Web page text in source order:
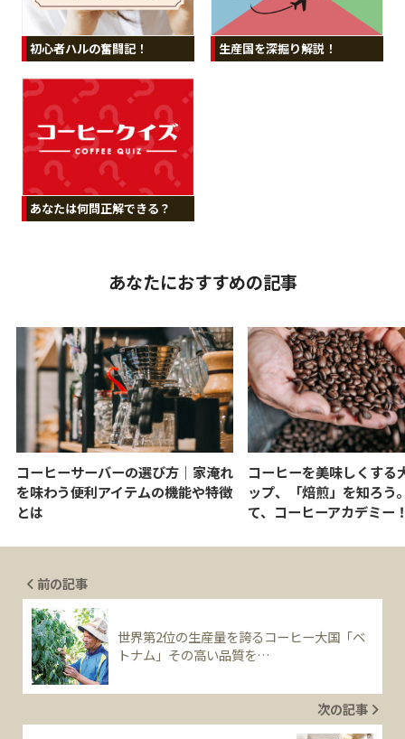
初心者ハルの奮闘記！ 生産国を深掘り解説！
あなたは何問正解できる？
あなたにおすすめの記事
コーヒーサーバーの選び方｜家淹れ
を味わう便利アイテムの機能や特徴
とは
コーヒーを美味しくする
ップ、「焙煎」を知ろう
て、コーヒーアカデミー
前の記事
世界第2位の生産量を誇るコーヒー大国「ベ
トナム」その高い品質を…
次の記事